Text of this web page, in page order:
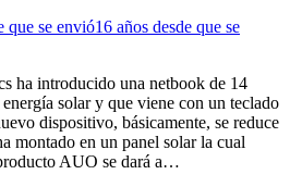
que se envió16 años desde que se
ha introducido una netbook de 14
solar y que viene con un teclado
dispositivo, básicamente, se reduce
montado en un panel solar la cual
AUO se dará a…